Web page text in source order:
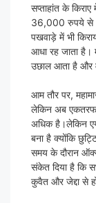
सप्ताहांत के
36,000 रुपये से
पखवाड़े में भी
आधा रह जाता
उछाल आता है और
आम तौर पर,
लेकिन अब
अधिक है।लेकिन
बना है क्योंकि
समय के दौरान
संकेत दिया है कि
कुवैत और जेद्दा से